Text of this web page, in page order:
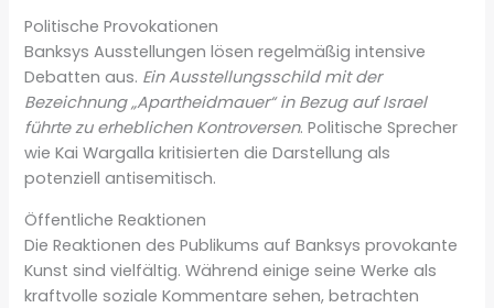
Politische Provokationen
Banksys Ausstellungen lösen regelmäßig intensive
Debatten aus. Ein Ausstellungsschild mit der
Bezeichnung „Apartheidmauer“ in Bezug auf Israel
führte zu erheblichen Kontroversen. Politische Sprecher
wie Kai Wargalla kritisierten die Darstellung als
potenziell antisemitisch.
Öffentliche Reaktionen
Die Reaktionen des Publikums auf Banksys provokante
Kunst sind vielfältig. Während einige seine Werke als
kraftvolle soziale Kommentare sehen, betrachten